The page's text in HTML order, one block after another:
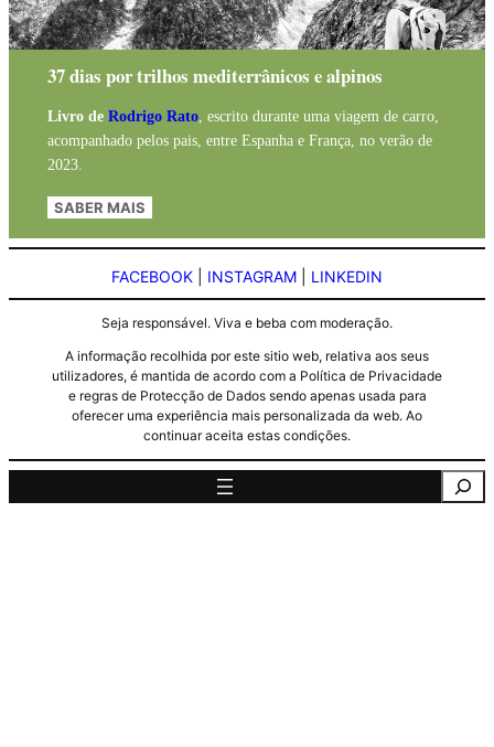
37 dias por trilhos mediterrânicos e alpinos
Livro de Rodrigo Rato, escrito durante uma viagem de carro,
acompanhado pelos pais, entre Espanha e França, no verão de
2023.
SABER MAIS
FACEBOOK INSTAGRAM LINKEDIN
Seja responsável. Viva e beba com moderação.
A informação recolhida por este sitio web, relativa aos seus
utilizadores, é mantida de acordo com a Política de Privacidade
e regras de Protecção de Dados sendo apenas usada para
oferecer uma experiência mais personalizada da web. Ao
continuar aceita estas condições.